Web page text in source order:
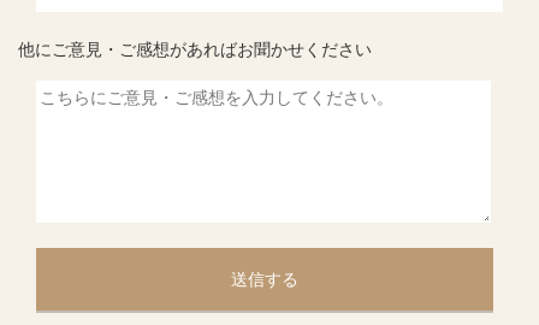
他にご意見・ご感想があればお聞かせください
送信する